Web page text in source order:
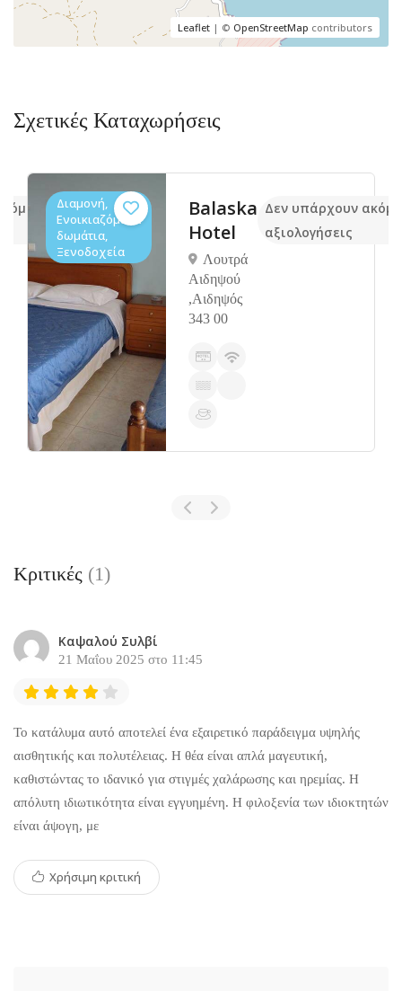
Leaflet | © OpenStreetMap contributors
Σχετικές Καταχωρήσεις
Διαμονή,
Ενοικιαζόμενα
δωμάτια,
Ξενοδοχεία
Balaska
Hotel
Λουτρά
Αιδηψού
,Αιδηψός
343 00
Δεν υπάρχουν
αξιολογήσεις
Κριτικές (1)
Καψαλού Συλβί
21 Μαΐου 2025 στο 11:45
Το κατάλυμα αυτό αποτελεί ένα εξαιρετικό παράδειγμα υψηλής
αισθητικής και πολυτέλειας. Η θέα είναι απλά μαγευτική,
καθιστώντας το ιδανικό για στιγμές χαλάρωσης και ηρεμίας. Η
απόλυτη ιδιωτικότητα είναι εγγυημένη. Η φιλοξενία των ιδιοκτητών
είναι άψογη, με
Χρήσιμη κριτική